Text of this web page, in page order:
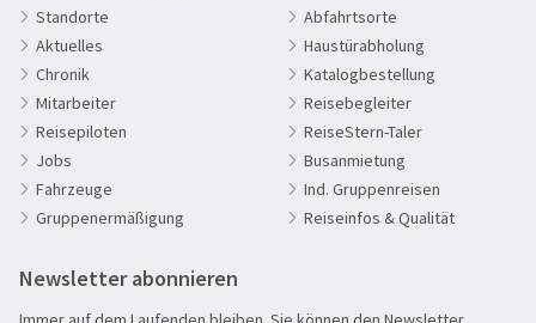
60plus Reisen
Advents-, Weihnachts- & Silvesterreisen
Aktivreisen
Clubreisen
Deutschland erleben
Golden Pass am Genfer See
Standorte
Aktuelles
Chronik
Mitarbeiter
Reisepiloten
Jobs
Fahrzeuge
Gruppenermäßigung
Abfahrtsorte
Haustürabholung
Katalogbestellung
Reisebegleiter
ReiseStern-Taler
Busanmietung
Ind. Gruppenreisen
Reiseinfos & Qualität
Newsletter abonnieren